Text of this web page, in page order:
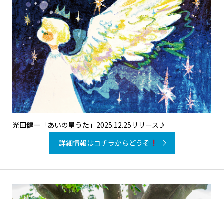
光田健一「あいの星うた」2025.12.25リリース♪
詳細情報はコチラからどうぞ